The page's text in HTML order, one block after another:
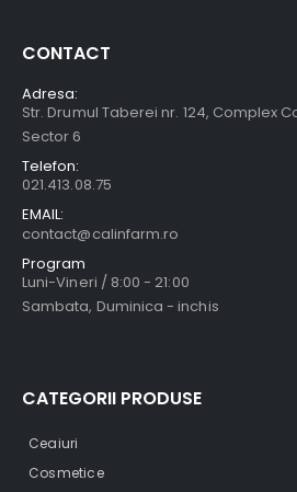
CONTACT
Adresa:
Str. Drumul Taberei nr. 124, Complex
Sector 6
Telefon:
021.413.08.75
EMAIL:
contact@calinfarm.ro
Program
Luni-Vineri / 8:00 - 21:00
Sambata, Duminica - inchis
CATEGORII PRODUSE
Ceaiuri
Cosmetice